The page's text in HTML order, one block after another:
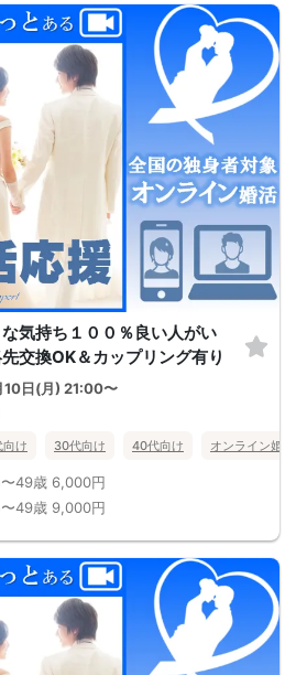
気持ち１００％良い人がい
交換OK＆カップリング有り
10日(月) 21:00〜
け 30代向け 40代向け オンライン婚活
49歳 6,000円
49歳 9,000円